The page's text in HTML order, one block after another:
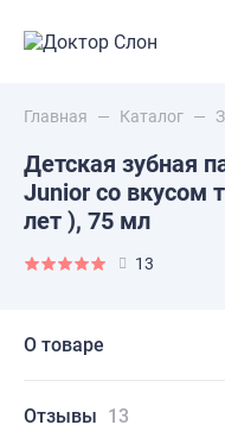
Главная — Каталог —
Детская зубная
Junior со вкусом
лет ), 75 мл
13
О товаре
Отзывы 13